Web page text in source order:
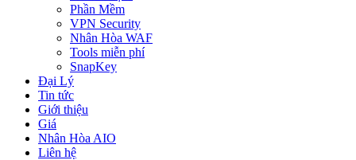
Phần Mềm
VPN Security
Nhân Hòa WAF
Tools miễn phí
SnapKey
Đại Lý
Tin tức
Giới thiệu
Giá
Nhân Hòa AIO
Liên hệ